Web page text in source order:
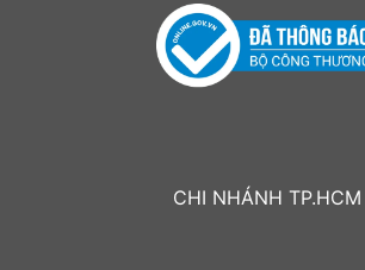
CHI NHÁNH TP.HCM